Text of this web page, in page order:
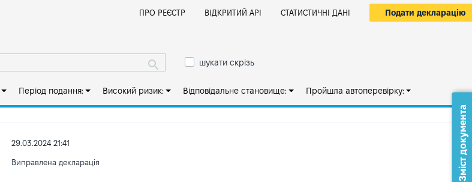
ПРО РЕЄСТР ВІДКРИТИЙ АРІ СТАТИСТИЧНІ ДАНІ Подати декларацію
шукати скрізь
Період подання: Високий ризик: Відповідальне становище: Пройшла автоперевірку:
29.03.2024 21:41
Виправлена декларація Зміст документа